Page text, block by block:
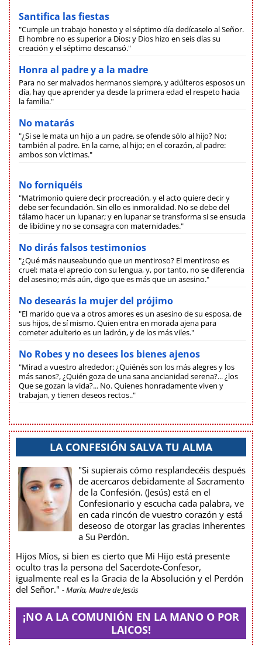
Santifica las fiestas
"Cumple un trabajo honesto y el séptimo día dedícaselo al Señor.
El hombre no es superior a Dios; y Dios hizo en seis días su
creación y el séptimo descansó."
Honra al padre y a la madre
Para no ser malvados hermanos siempre, y adúlteros esposos un
día, hay que aprender ya desde la primera edad el respeto hacia
la familia."
No matarás
"¿Si se le mata un hijo a un padre, se ofende sólo al hijo? No;
también al padre. En la carne, al hijo; en el corazón, al padre:
ambos son víctimas."
No forniquéis
"Matrimonio quiere decir procreación, y el acto quiere decir y
debe ser fecundación. Sin ello es inmoralidad. No se debe del
tálamo hacer un lupanar; y en lupanar se transforma si se ensucia
de libídine y no se consagra con maternidades."
No dirás falsos testimonios
"¿Qué más nauseabundo que un mentiroso? El mentiroso es
cruel; mata el aprecio con su lengua, y, por tanto, no se diferencia
del asesino; más aún, digo que es más que un asesino."
No desearás la mujer del prójimo
"El marido que va a otros amores es un asesino de su esposa, de
sus hijos, de sí mismo. Quien entra en morada ajena para
cometer adulterio es un ladrón, y de los más viles."
No Robes y no desees los bienes ajenos
"Mirad a vuestro alrededor: ¿Quiénés son los más alegres y los
más sanos?, ¿Quién goza de una sana ancianidad serena?... ¿los
Que se gozan la vida?... No. Quienes honradamente viven y
trabajan, y tienen deseos rectos.."
LA CONFESIÓN SALVA TU ALMA
"Si supierais cómo resplandecéis después
de acercaros debidamente al Sacramento
de la Confesión. (Jesús) está en el
Confesionario y escucha cada palabra, ve
en cada rincón de vuestro corazón y está
deseoso de otorgar las gracias inherentes
a Su Perdón.
Hijos Míos, si bien es cierto que Mi Hijo está presente
oculto tras la persona del Sacerdote-Confesor,
igualmente real es la Gracia de la Absolución y el Perdón
del Señor." - María, Madre de Jesús
¡NO A LA COMUNIÓN EN LA MANO O POR
LAICOS!